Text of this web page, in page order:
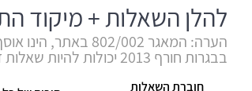
להלן השאלות + מיקוד
הערה: המאגר 802/002 באתר, הינו אוסף של שאלות שבחלקו לקוח מהמאגר שפירסם משרד החינוך.
בבגרות חורף 2013 יכולות להיות שאלות זהות או דומות או אחרות
חוברת השאלות